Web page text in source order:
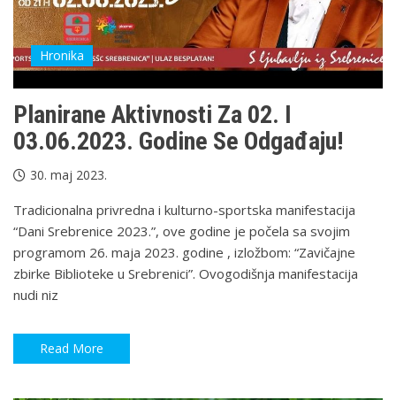
Hronika
Planirane Aktivnosti Za 02. I
03.06.2023. Godine Se Odgađaju!
30. maj 2023.
Tradicionalna privredna i kulturno-sportska manifestacija
“Dani Srebrenice 2023.”, ove godine je počela sa svojim
programom 26. maja 2023. godine , izložbom: “Zavičajne
zbirke Biblioteke u Srebrenici”. Ovogodišnja manifestacija
nudi niz
Read More